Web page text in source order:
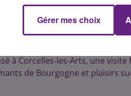
: l’accord prestige
prestigieux, elle se distingue
- Musée du Vin vous invite à
de saveurs en bouche. En
à Corcelles-les-Arts, une visite
de Bourgogne et plaisirs
Gérer mes choix